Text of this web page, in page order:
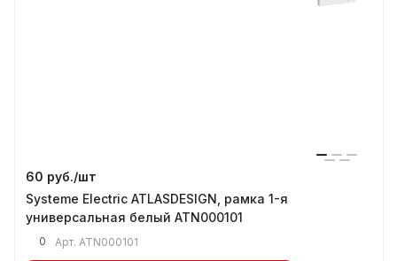
60 руб./шт
Systeme Electric ATLASDESIGN, рамка 1-я
универсальная белый ATN000101
0 Арт. ATN000101